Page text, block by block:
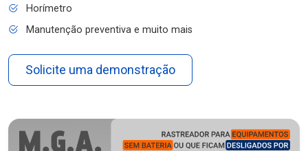
Horímetro
Manutenção preventiva e muito mais
Solicite uma demonstração